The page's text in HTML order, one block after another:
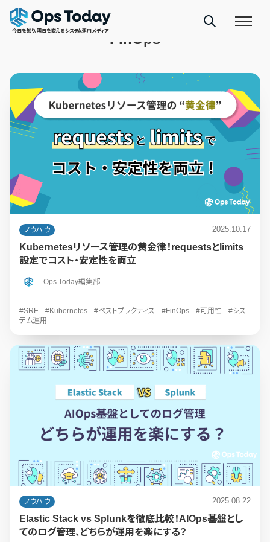
今日を知り、明日を変えるシステム運用メディア FinOps
ノウハウ 2025.10.17
Kubernetesリソース管理の黄金律！requestsとlimits
設定でコスト・安定性を両立
Ops Today編集部
#SRE #Kubernetes #ベストプラクティス #FinOps #可用性
#シス
テム運用
ノウハウ 2025.08.22
Elastic Stack vs Splunkを徹底比較！AIOps基盤とし
てのログ管理、どちらが運用を楽にする？